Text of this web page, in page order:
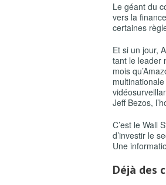
Le géant du
vers la
certaines
Et si un jour,
tant le leader
mois
Jeff Bezos,
C’est le Wall
d’investir le
Une
Déjà des